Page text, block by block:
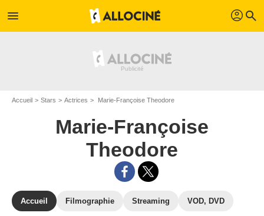
menu profil search
Accueil Stars Actrices Marie-Françoise Theodore
Marie-Françoise
Theodore
Accueil Filmographie Streaming VOD, DVD